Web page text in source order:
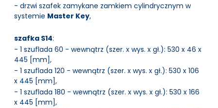
- drzwi szafek zamykane zamkiem cylindrycznym w
systemie Master Key,
szafka S14:
- 1 szuflada 60 - wewnątrz (szer. x wys. x gł.): 530 x 46 x
445 [mm],
- 1 szuflada 120 - wewnątrz (szer. x wys. x gł.): 530 x 106
x 445 [mm],
- 1 szuflada 180 - wewnątrz (szer. x wys. x gł.): 530 x 166
x 445 [mm],